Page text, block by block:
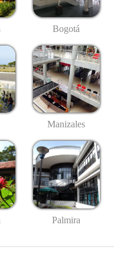
Bogotá
Manizales
Palmira